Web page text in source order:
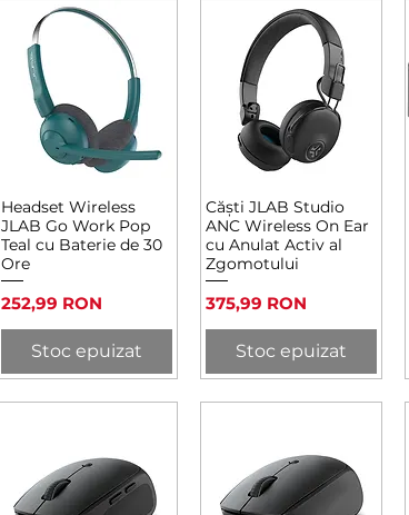
Afișare rapidă
Headset Wireless
JLAB Go Work Pop
Teal cu Baterie de 30
Ore
Preț
252,99 RON
Stoc epuizat
Afișare rapidă
Căști JLAB Studio
ANC Wireless On Ear
cu Anulat Activ al
Zgomotului
Preț
375,99 RON
Stoc epuizat